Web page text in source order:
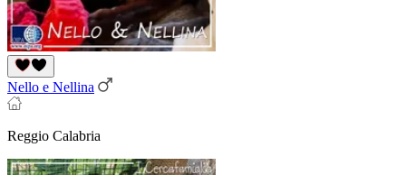
Nello e Nellina
Reggio Calabria